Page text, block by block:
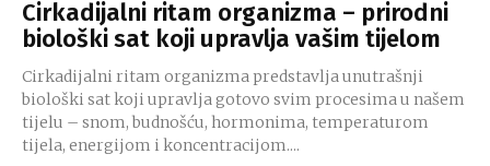
Cirkadijalni ritam organizma – prirodni
biološki sat koji upravlja vašim tijelom
Cirkadijalni ritam organizma predstavlja unutrašnji
biološki sat koji upravlja gotovo svim procesima u našem
tijelu – snom, budnošću, hormonima, temperaturom
tijela, energijom i koncentracijom....